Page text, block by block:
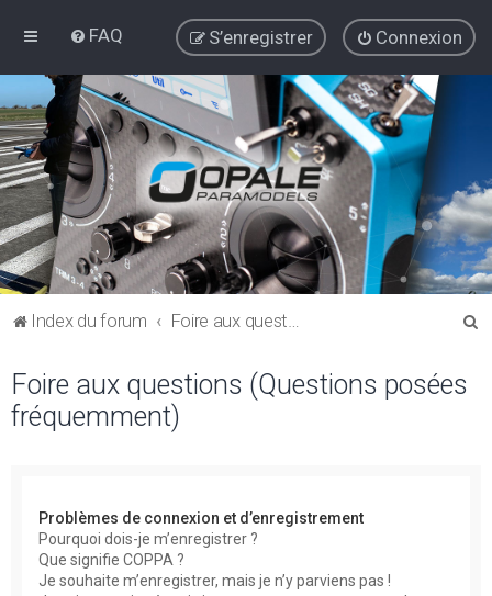
FAQ Connexion
S’enregistrer
Index du forum Foire aux questions (Questions posées fréquemment)
Foire aux questions (Questions posées
fréquemment)
Problèmes de connexion et d’enregistrement
Pourquoi dois-je m’enregistrer ?
Que signifie COPPA ?
Je souhaite m’enregistrer, mais je n’y parviens pas !